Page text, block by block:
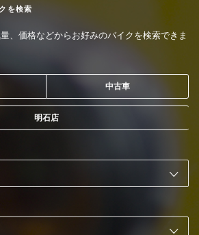
を検索
、価格などからお好みのバイクを検索できま
中古車
明石店